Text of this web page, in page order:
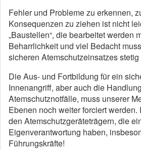
Fehler und Probleme zu erkennen,
Konsequenzen zu ziehen ist nicht
„Baustellen“, die bearbeitet werden
Beharrlichkeit und viel Bedacht
sicheren Atemschutzeinsatzes
Die Aus- und Fortbildung für ein
Innenangriff, aber auch die
Atemschutznotfälle, muss unserer
Ebenen noch weiter forciert werden.
den Atemschutzgeräteträgern, die
Eigenverantwortung haben,
Führungskräfte!